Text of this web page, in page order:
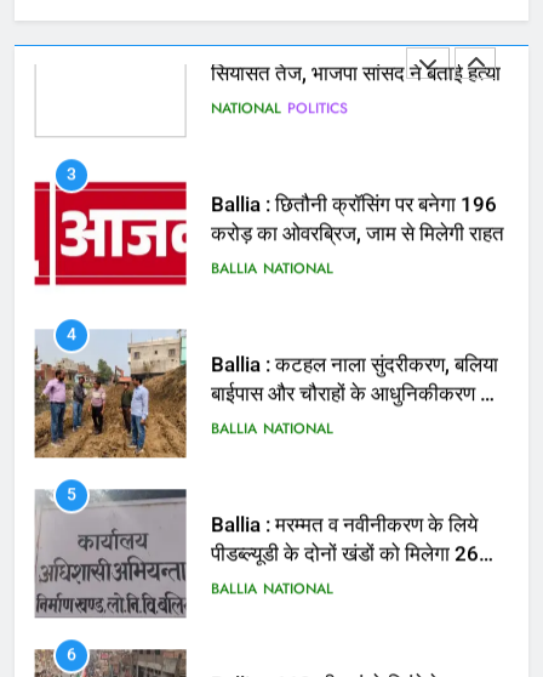
NATIONAL POLITICS
Ballia : छितौनी क्रॉसिंग पर बनेगा 196
4
Ballia : कटहल नाला सुंदरीकरण, बलिया
5
Ballia : मरम्मत व नवीनीकरण के लिये
6
Ballia : 110 फीट ऊंचे तिरंगे के सम्मान